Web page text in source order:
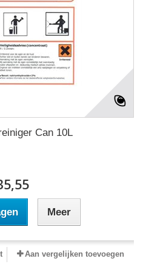
Can 10L
Meer
Aan vergelijken toevoegen